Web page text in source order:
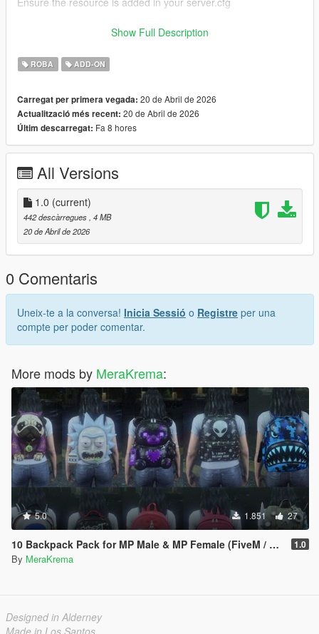
Compatible with MP Female.
3D Model created by me (original work). No external sources
used.
Show Full Description
ROBA ADD-ON
Carregat per primera vegada: 20 de Abril de 2026
Actualització més recent: 20 de Abril de 2026
Últim descarregat: Fa 8 hores
All Versions
1.0 (current)
442 descàrregues , 4 MB
20 de Abril de 2026
0 Comentaris
Uneix-te a la conversa! Inicia Sessió o Registre per una
compte per poder comentar.
More mods by MeraKrema:
5.0 1.851 27
10 Backpack Pack for MP Male & MP Female (FiveM / Singleplayer) 1.0
By MeraKrema
Designed in Alderney
Made in Los Santos